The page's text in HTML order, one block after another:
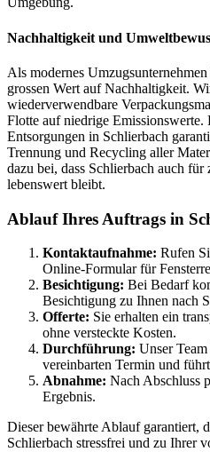
Nachhaltigkeit und
Als modernes
grossen Wert auf Nachhaltigkeit.
wiederverwendbare
Flotte auf niedrige Emissionswerte.
Entsorgungen in Schlierbach
Trennung und Recycling aller
dazu bei, dass Schlierbach auch
lebenswert bleibt.
Ablauf Ihres Auftrags in
Kontaktaufnahme: Rufen
Online-Formular für
Besichtigung: Bei Bedarf
Besichtigung zu Ihnen nach
Offerte: Sie erhalten ein
ohne versteckte Kosten.
Durchführung: Unser
vereinbarten Termin und
Abnahme: Nach Abschluss
Ergebnis.
Dieser bewährte Ablauf garantiert,
Schlierbach stressfrei und zu Ihrer